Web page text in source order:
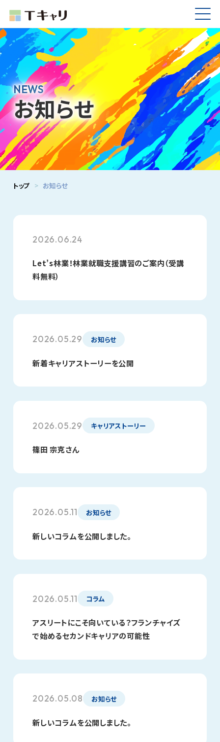
NEWS
お知らせ
トップ > お知らせ
2026.06.24
Let’s林業！林業就職支援講習のご案内（受講
料無料）
2026.05.29 お知らせ
新着キャリアストーリーを公開
2026.05.29 キャリアストーリー
篠田 宗克さん
2026.05.11 お知らせ
新しいコラムを公開しました。
2026.05.11 コラム
アスリートにこそ向いている？フランチャイズ
で始めるセカンドキャリアの可能性
2026.05.08 お知らせ
新しいコラムを公開しました。